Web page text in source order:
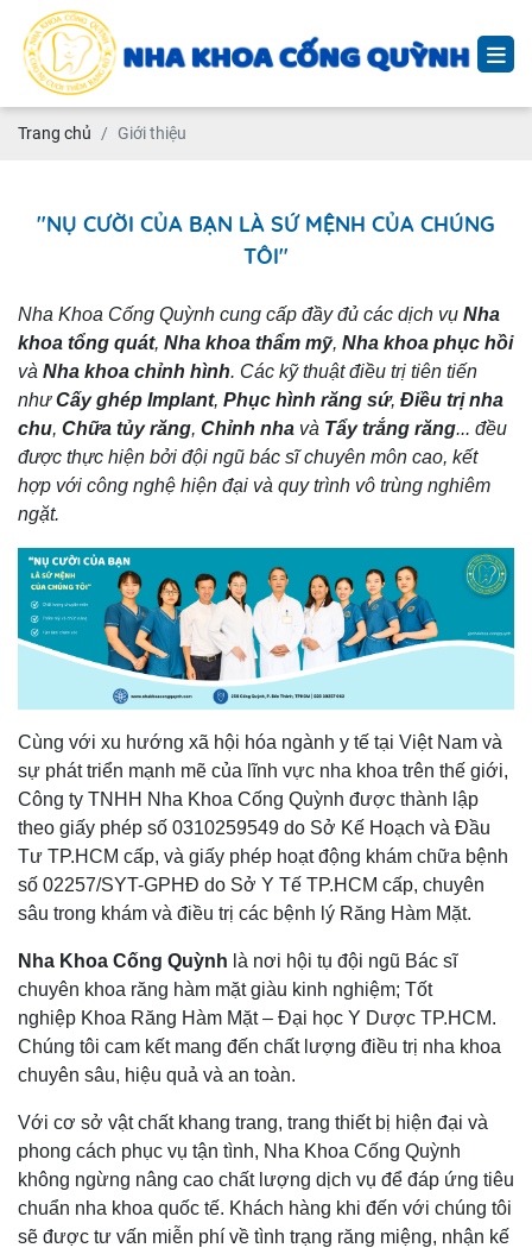
Trang chủ Giới thiệu
"NỤ CƯỜI CỦA BẠN LÀ SỨ MỆNH CỦA CHÚNG
TÔI"
Nha Khoa Cống Quỳnh cung cấp đầy đủ các dịch vụ Nha
khoa tổng quát, Nha khoa thẩm mỹ, Nha khoa phục hồi
và Nha khoa chỉnh hình. Các kỹ thuật điều trị tiên tiến
nhưCấy ghép Implant, Phục hình răng sứ, Điều trị nha
chu, Chữa tủy răng, Chỉnh nha và Tẩy trắng răng... đều
được thực hiện bởi đội ngũ bác sĩ chuyên môn cao, kết
hợp với công nghệ hiện đại và quy trình vô trùng nghiêm
ngặt.
Cùng với xu hướng xã hội hóa ngành y tế tại Việt Nam và
sự phát triển mạnh mẽ của lĩnh vực nha khoa trên thế giới,
Công ty TNHH Nha Khoa Cống Quỳnh được thành lập
theo giấy phép số 0310259549 do Sở Kế Hoạch và Đầu
Tư TP.HCM cấp, và giấy phép hoạt động khám chữa bệnh
số 02257/SYT-GPHĐ do Sở Y Tế TP.HCM cấp, chuyên
sâu trong khám và điều trị các bệnh lý Răng Hàm Mặt.
Nha Khoa Cống Quỳnh là nơi hội tụ đội ngũ Bác sĩ
chuyên khoa răng hàm mặt giàu kinh nghiệm; Tốt
nghiệp Khoa Răng Hàm Mặt – Đại học Y Dược TP.HCM.
Chúng tôi cam kết mang đến chất lượng điều trị nha khoa
chuyên sâu, hiệu quả và an toàn.
Với cơ sở vật chất khang trang, trang thiết bị hiện đại và
phong cách phục vụ tận tình, Nha Khoa Cống Quỳnh
không ngừng nâng cao chất lượng dịch vụ để đáp ứng tiêu
chuẩn nha khoa quốc tế. Khách hàng khi đến với chúng tôi
sẽ được tư vấn miễn phí về tình trạng răng miệng, nhận kế